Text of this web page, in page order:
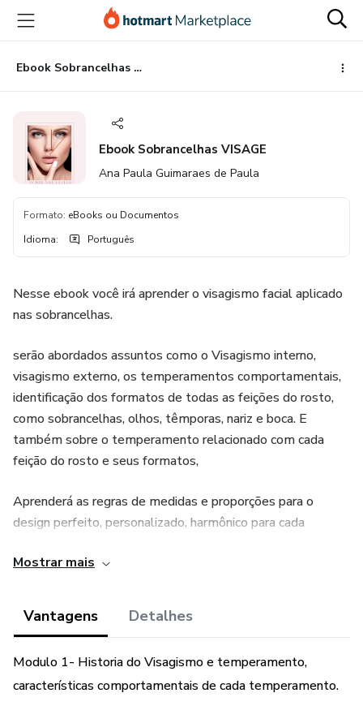
para
conteúdo
principal
para
pagamento
para
rodapé
Ebook Sobrancelhas VISAGE
Ebook Sobrancelhas VISAGE
Ana Paula Guimaraes de Paula
Formato: eBooks ou Documentos
Idioma: Português
Nesse ebook você irá aprender o visagismo facial aplicado
nas sobrancelhas.
serão abordados assuntos como o Visagismo interno,
visagismo externo, os temperamentos comportamentais,
identificação dos formatos de todas as feições do rosto,
como sobrancelhas, olhos, têmporas, nariz e boca. E
também sobre o temperamento relacionado com cada
feição do rosto e seus formatos,
Aprenderá as regras de medidas e proporções para o
design perfeito, personalizado, harmônico para cada
treinar o olhar a enxergar as assimetrias do rosto tanto na
corrigir as assimetrias.
Mostrar mais
Vantagens Detalhes
Modulo 1- Historia do Visagismo e temperamento,
características comportamentais de cada temperamento.